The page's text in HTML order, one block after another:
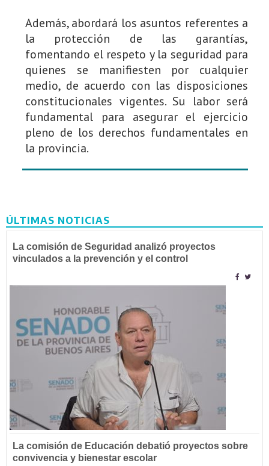
Además, abordará los asuntos referentes a
la protección de las garantías,
fomentando el respeto y la seguridad para
quienes se manifiesten por cualquier
medio, de acuerdo con las disposiciones
constitucionales vigentes. Su labor será
fundamental para asegurar el ejercicio
pleno de los derechos fundamentales en
la provincia.
ÚLTIMAS NOTICIAS
La comisión de Seguridad analizó proyectos
vinculados a la prevención y el control
La comisión de Educación debatió proyectos sobre
convivencia y bienestar escolar